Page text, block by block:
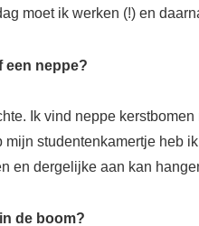
moet ik werken (!) en
een neppe?
Ik vind neppe
mijn studentenkamertje heb
en dergelijke aan kan
de boom?